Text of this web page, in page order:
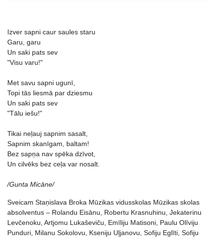
Izver sapni caur saules staru
Garu, garu
Un saki pats sev
"Visu varu!"
Met savu sapni ugunī,
Topi tās liesmā par dziesmu
Un saki pats sev
"Tālu iešu!"
Tikai neļauj sapnim sasalt,
Sapnim skanīgam, baltam!
Bez sapņa nav spēka dzīvot,
Un cilvēks bez ceļa var nosalt.
/Gunta Micāne/
Sveicam Staņislava Broka Mūzikas vidusskolas Mūzikas skolas
absolventus – Rolandu Eisānu, Robertu Krasnuhinu, Jekaterinu
Levčenoku, Artjomu Lukaševiču, Emīliju Matisoni, Paulu Olīviju
Punduri, Milanu Sokolovu, Kseniju Uļjanovu, Sofiju Eglīti, Sofiju